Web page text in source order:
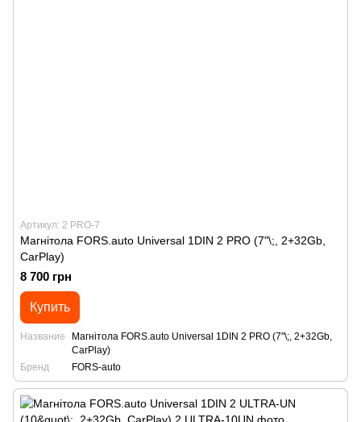
Артикул: 2 PRO-7
Магнітола FORS.auto Universal 1DIN 2 PRO (7"\;, 2+32Gb,
CarPlay)
8 700 грн
Купить
Название
Магнітола FORS.auto Universal 1DIN 2 PRO (7"\;, 2+32Gb,
CarPlay)
Бренд
FORS-auto